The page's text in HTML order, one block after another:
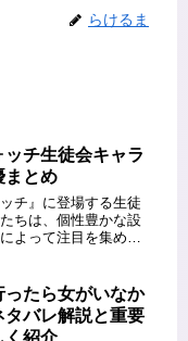
らけるま
ッチ生徒会キャラ
まとめ
チ』に登場する生徒
ちは、個性豊かな設
よって注目を集めて
の声優や特徴について
す。どのキャラがどの
ったら女がいなか
タバレ解説と重要